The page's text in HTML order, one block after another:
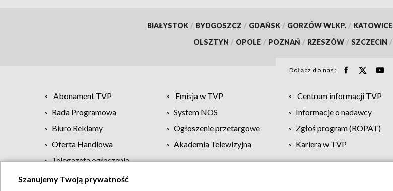
BIAŁYSTOK / BYDGOSZCZ / GDAŃSK / GORZÓW WLKP. / KATOWICE
OLSZTYN / OPOLE / POZNAŃ / RZESZÓW / SZCZECIN /
Dołącz do nas:
Abonament TVP Emisja w TVP Centrum informacji TVP
Rada Programowa
System NOS Informacje o nadawcy
Biuro Reklamy
Ogłoszenie przetargowe Zgłoś program (ROPAT)
Oferta Handlowa
Akademia Telewizyjna Kariera w TVP
Telegazeta ogłoszenia
Szanujemy Twoją prywatność